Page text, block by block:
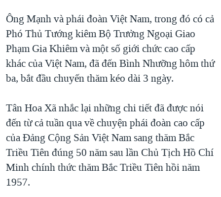
NGƯ DÂN VIỆT VÀ LÀN SÓNG TRỘM HẢI SÂM
BÊN KIA QUỐC LỘ: TIẾNG VỌNG TỪ NÔNG THÔN MỸ
QUAN HỆ VIỆT MỸ
Ông Mạnh và phái đoàn Việt Nam, trong đó có cả
Phó Thủ Tướng kiêm Bộ Trưởng Ngoại Giao
Phạm Gia Khiêm và một số giới chức cao cấp
khác của Việt Nam, đã đến Bình Nhưỡng hôm thứ
ba, bắt đầu chuyến thăm kéo dài 3 ngày.
Tân Hoa Xã nhắc lại những chi tiết đã được nói
đến từ cả tuần qua về chuyện phái đoàn cao cấp
của Đảng Cộng Sản Việt Nam sang thăm Bắc
Triều Tiên đúng 50 năm sau lần Chủ Tịch Hồ Chí
Minh chính thức thăm Bắc Triều Tiên hồi năm
1957.